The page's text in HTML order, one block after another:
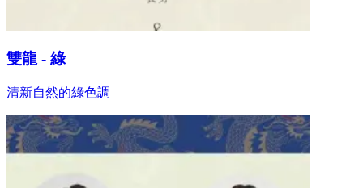
雙龍 - 綠
清新自然的綠色調